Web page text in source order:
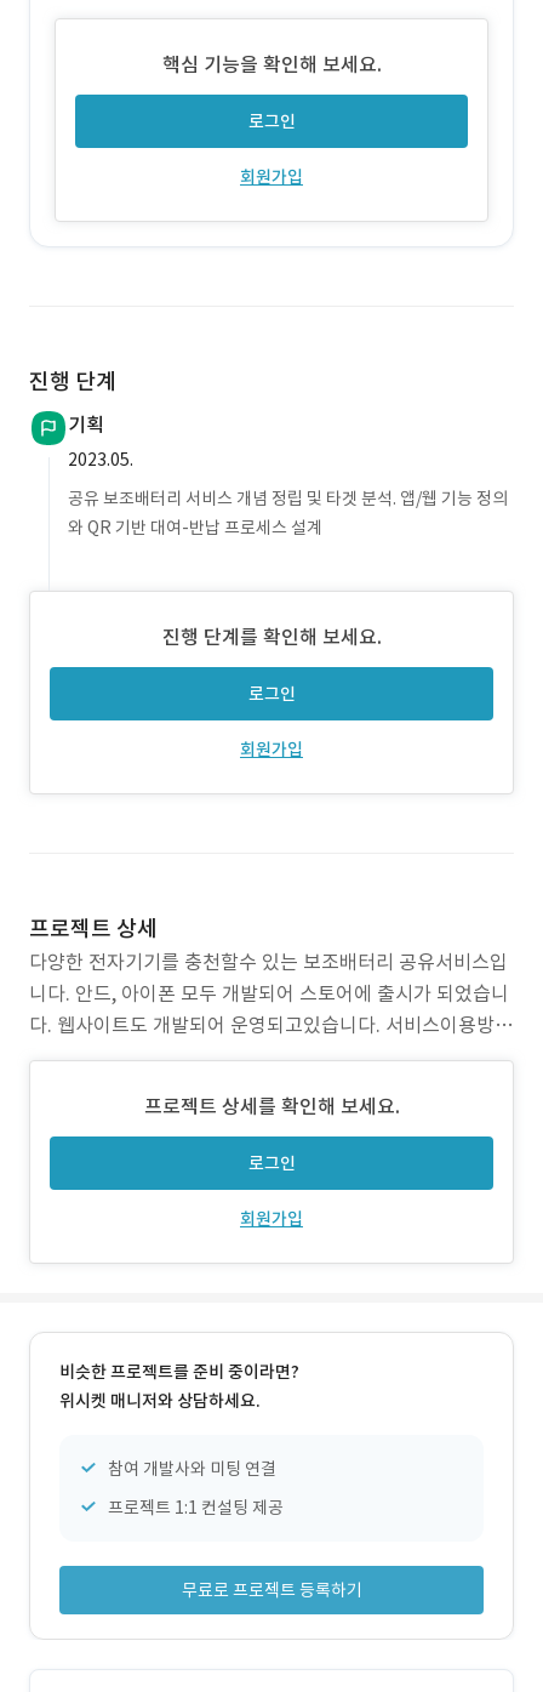
시 잠금 해제되어 별도 접수 없이 바로 대여 가능
핵심 기능을 확인해 보세요.
로그인
회원가입
진행 단계
기획
2023.05.
공유 보조배터리 서비스 개념 정립 및 타겟 분석. 앱/웹 기능 정의
와 QR 기반 대여-반납 프로세스 설계
진행 단계를 확인해 보세요.
로그인
회원가입
프로젝트 상세
다양한 전자기기를 충천할수 있는 보조배터리 공유서비스입
니다. 안드, 아이폰 모두 개발되어 스토어에 출시가 되었습니
다. 웹사이트도 개발되어 운영되고있습니다. 서비스이용방법
앱설치 -> 회원가입 -> QR스캔 -> 서비스이용 -> 반납 안드
com.keundoum.powerbox
프로젝트 상세를 확인해 보세요.
로그인
회원가입
비슷한 프로젝트를 준비 중이라면?
위시켓 매니저와 상담하세요.
참여 개발사와 미팅 연결
프로젝트 1:1 컨설팅 제공
무료로 프로젝트 등록하기